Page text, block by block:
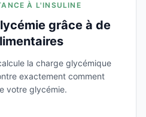
À L'INSULINE
grâce à de
la charge glycémique
exactement comment
votre glycémie.